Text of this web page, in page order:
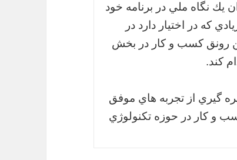
يك نگاه ملي در برنامه خود
كه در اختيار دارد در
رونق كسب و كار در بخش
گيري از تجربه هاي موفق
و كار در حوزه تكنولوژي